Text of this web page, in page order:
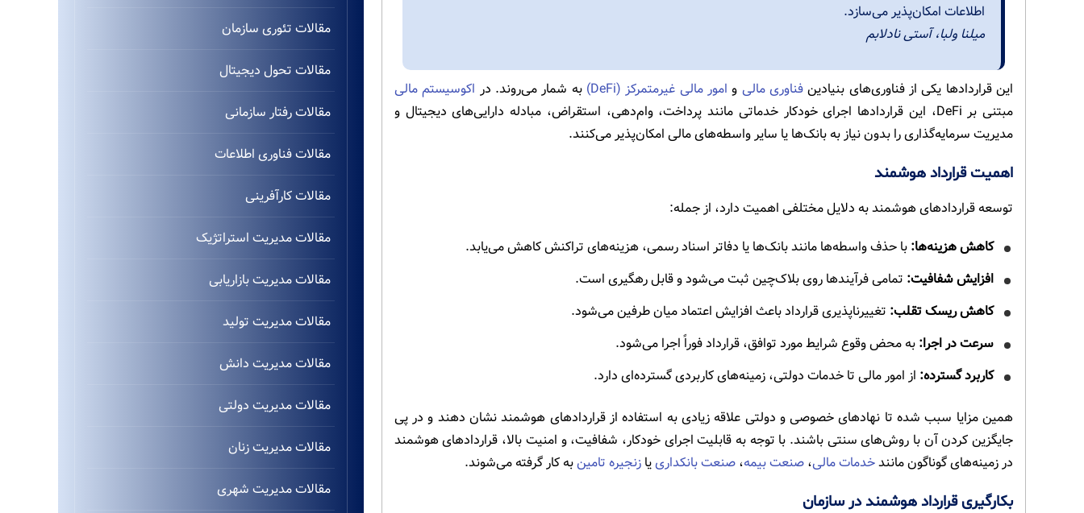
اطلاعات امکان‌پذیر می‌سازد.
میلنا ولبا، آستی نادلابم
این قراردادها یکی از فناوری‌های بنیادینفناوری مالی و امور مالی غیرمتمرکز (DeFi) به شمار می‌روند. در اکوسیستم مالی
مبتنی بر DeFi، این قراردادها اجرای خودکار خدماتی مانند پرداخت، وام‌دهی، استقراض، مبادله دارایی‌های دیجیتال و
مدیریت سرمایه‌گذاری را بدون نیاز به بانک‌ها یا سایر واسطه‌های مالی امکان‌پذیر می‌کنند.
اهمیت قرارداد هوشمند
توسعه قراردادهای هوشمند به دلایل مختلفی اهمیت دارد، از جمله:
کاهش هزینه‌ها: با حذف واسطه‌ها مانند بانک‌ها یا دفاتر اسناد رسمی، هزینه‌های تراکنش کاهش می‌یابد.
افزایش شفافیت: تمامی فرآیندها روی بلاک‌چین ثبت می‌شود و قابل رهگیری است.
کاهش ریسک تقلب: تغییرناپذیری قرارداد باعث افزایش اعتماد میان طرفین می‌شود.
سرعت در اجرا: به محض وقوع شرایط مورد توافق، قرارداد فوراً اجرا می‌شود.
کاربرد گسترده: از امور مالی تا خدمات دولتی، زمینه‌های کاربردی گسترده‌ای دارد.
همین مزایا سبب شده تا نهادهای خصوصی و دولتی علاقه زیادی به استفاده از قراردادهای هوشمند نشان دهند و در پی
جایگزین کردن آن با روش‌های سنتی باشند. با توجه به قابلیت اجرای خودکار، شفافیت، و امنیت بالا، قراردادهای هوشمند
در زمینه‌های گوناگون مانندخدمات مالی، صنعت بیمه، صنعت بانکدارییا زنجیره تامینبه کار گرفته می‌شوند.
بکارگیری قرارداد هوشمند در سازمان
مقالات تئوری سازمان
مقالات تحول دیجیتال
مقالات رفتار سازمانی
مقالات فناوری اطلاعات
مقالات کارآفرینی
مقالات مدیریت استراتژیک
مقالات مدیریت بازاریابی
مقالات مدیریت تولید
مقالات مدیریت دانش
مقالات مدیریت دولتی
مقالات مدیریت زنان
مقالات مدیریت شهری